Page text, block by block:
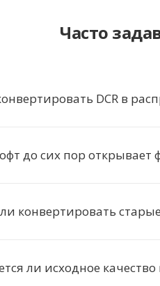
Часто
DCR в
до сих пор открывает
конвертировать старые
ли исходное